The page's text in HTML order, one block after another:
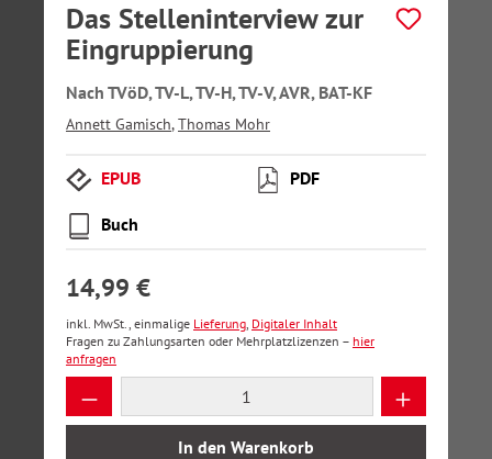
Das Stelleninterview zur
Eingruppierung
Nach TVöD, TV-L, TV-H, TV-V, AVR, BAT-KF
Annett Gamisch,Thomas Mohr
EPUB PDF
Buch
14,99 €
inkl. MwSt., einmalige Lieferung, Digitaler Inhalt
Fragen zu Zahlungsarten oder Mehrplatzlizenzen – hier
anfragen
Produkt Anzahl: Gib den gewünschten
In den Warenkorb